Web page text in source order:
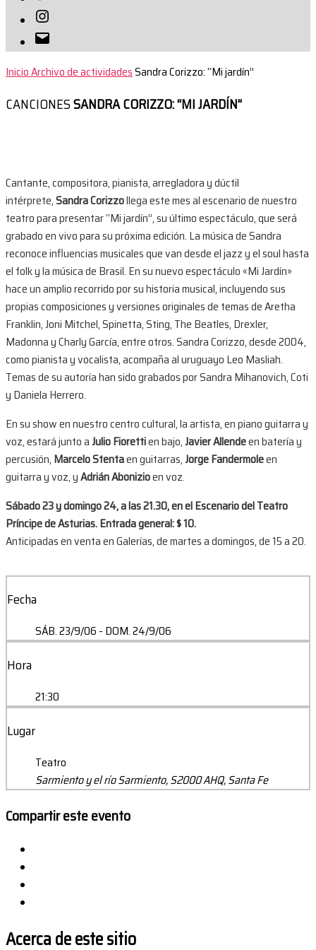
Instagram
Correo
electrónico
InicioArchivo de actividadesSandra Corizzo: “Mi jardín”
CANCIONESSANDRA CORIZZO: “MI JARDÍN”
Cantante, compositora, pianista, arregladora y dúctil
intérprete,Sandra Corizzollega este mes al escenario de nuestro
teatro para presentar “Mi jardín”, su último espectáculo, que será
grabado en vivo para su próxima edición. La música de Sandra
reconoce influencias musicales que van desde el jazz y el soul hasta
el folk y la música de Brasil. En su nuevo espectáculo «Mi Jardín»
hace un amplio recorrido por su historia musical, incluyendo sus
propias composiciones y versiones originales de temas de Aretha
Franklin, Joni Mitchel, Spinetta, Sting, The Beatles, Drexler,
Madonna y Charly García, entre otros. Sandra Corizzo, desde 2004,
como pianista y vocalista, acompaña al uruguayo Leo Masliah.
Temas de su autoría han sido grabados por Sandra Mihanovich, Coti
y Daniela Herrero.
En su show en nuestro centro cultural, la artista, en piano guitarra y
voz, estará junto aJulio Fiorettien bajo,Javier Allendeen batería y
percusión, Marcelo Stentaen guitarras,Jorge Fandermoleen
guitarra y voz, yAdrián Abonizioen voz.
Sábado 23 y domingo 24, a las 21.30, en el Escenario del Teatro
Príncipe de Asturias. Entrada general: $ 10.
Anticipadas en venta en Galerías, de martes a domingos, de 15 a 20.
Fecha
SÁB. 23/9/06 - DOM. 24/9/06
Hora
21:30
Lugar
Teatro
Sarmiento y el río Sarmiento, S2000 AHQ, Santa Fe
Compartir este evento
Acerca de este sitio